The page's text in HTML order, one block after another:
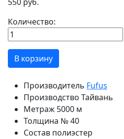
Количество:
В корзину
Производитель Fufus
Производство Тайвань
Метраж 5000 м
Толщина № 40
Состав полиэстер